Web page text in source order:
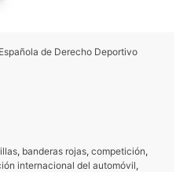
de Derecho Deportivo
, banderas rojas, competición,
internacional del automóvil,